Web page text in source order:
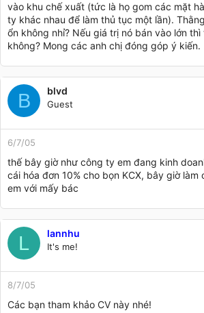
vào khu chế xuất (tức là họ gom các mặt
ty khác nhau để làm thủ tục một lần).
ổn không nhỉ? Nếu giá trị nó bán vào lớn
không? Mong các anh chị đóng góp ý kiến.
B blvd
Guest
6/7/05
thế bây giờ như công ty em đang kinh
cái hóa đơn 10% cho bọn KCX, bây giờ làm
em với mấy bác
L lannhu
It's me!
8/7/05
Các bạn tham khảo CV này nhé!